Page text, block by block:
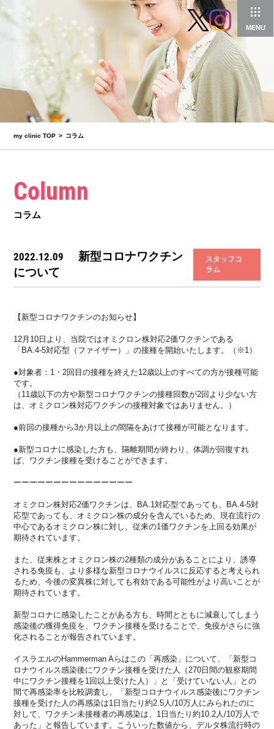
MENU
my clinic TOP コラム
Column
コラム
2022.12.09
新型コロナワクチン
について
スタッフコ
ラム
【新型コロナワクチンのお知らせ】
12月10日より、 当院ではオミクロン株対応2価ワクチンである
「BA.4-5対応型（ファイザー）」の接種を開始いたします。（※1）
●対象者：1・2回目の接種を終えた12歳以上のすべての方が接種可能
です。
（ 11歳以下の方や新型コロナワクチンの接種回数が2回より少ない方
は、オミクロン株対応ワクチンの接種対象ではありません。）
●前回の接種から3か月以上の間隔をあけて接種が可能となります。
●新型コロナに感染した方も、隔離期間が終わり、体調が回復すれ
ば、ワクチン接種を受けることができます。
ーーーーーーーーーーーーーーー
オミクロン株対応2価ワクチンは、BA.1対応型であっても、
BA.4-5対
応型であっても、 オミクロン株の成分を含んでいるため、現在流行の
中心であるオミクロン株に対し、従来の1価ワクチンを上回る効果が
期待されています。
また、従来株とオミクロン株の2種類の成分があることにより、誘導
される免疫も、 より多様な新型コロナウイルスに反応すると考えられ
るため、今後の変異株に対しても有効である可能性がより高いことが
期待されています。
新型コロナに感染したことがある方も、時間とともに減衰してしまう
感染後の獲得免疫を、 ワクチン接種を受けることで、免疫がさらに強
化されることが報告されています。
イスラエルのHammerman Aらはこの「再感染」について、「 新型コ
ロナウイルス感染後にワクチン接種を受けた人（270日間の観察期間
中にワクチン接種を1回以上受けた人）」 と「受けていない人」との
間で再感染率を比較調査し、「 新型コロナウイルス感染後にワクチン
接種を受けた人の再感染は1 日当たり約2.5人/10万人にみられたのに
対して、 ワクチン未接種者の再感染は、1日当たり約10.2人/10万人で
あった」と報告しています。こういった数値から、デルタ株流行時の